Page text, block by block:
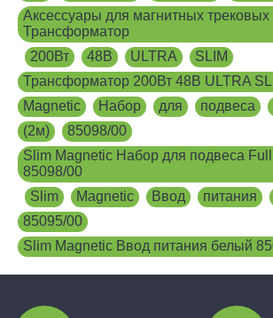
Аксессуары для магнитных трековых
Трансформатор
200Вт 48В ULTRA SLIM
Трансформатор 200Вт 48В ULTRA
Magnetic
Набор для подвеса
(2м)
85098/00
Slim Magnetic Набор для подвеса
85098/00
Slim Magnetic Ввод питания
85095/00
Slim Magnetic Ввод питания белый